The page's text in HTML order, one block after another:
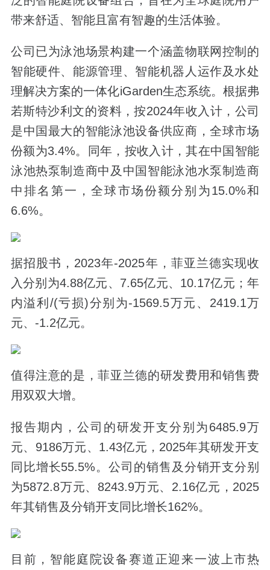
带来舒适、智能且富有智趣的生活体验。
公司已为泳池场景构建一个涵盖物联网控制的
智能硬件、能源管理、智能机器人运作及水处
理解决方案的一体化iGarden生态系统。根据弗
若斯特沙利文的资料，按2024年收入计，公司
是中国最大的智能泳池设备供应商，全球市场
份额为3.4%。同年，按收入计，其在中国智能
泳池热泵制造商中及中国智能泳池水泵制造商
中排名第一，全球市场份额分别为15.0%和
6.6%。
据招股书，2023年-2025年，菲亚兰德实现收
入分别为4.88亿元、7.65亿元、10.17亿元；年
内溢利/(亏损)分别为-1569.5万元、2419.1万
元、-1.2亿元。
值得注意的是，菲亚兰德的研发费用和销售费
用双双大增。
报告期内，公司的研发开支分别为6485.9万
元、9186万元、1.43亿元，2025年其研发开支
同比增长55.5%。公司的销售及分销开支分别
为5872.8万元、8243.9万元、2.16亿元，2025
年其销售及分销开支同比增长162%。
目前，智能庭院设备赛道正迎来一波上市热